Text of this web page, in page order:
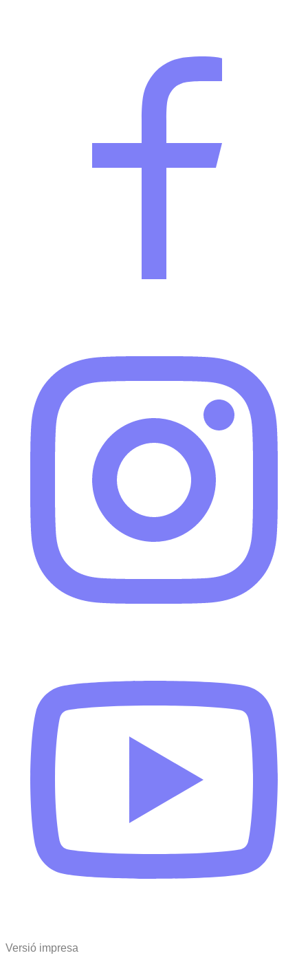
Versió impresa